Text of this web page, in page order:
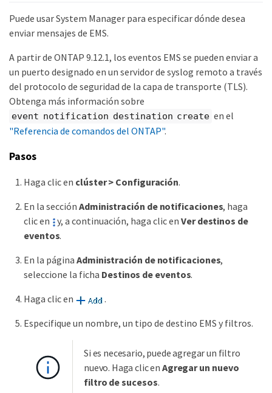
Puede usar System Manager para especificar dónde desea
enviar mensajes de EMS.
A partir de ONTAP 9.12.1, los eventos EMS se pueden enviar a
un puerto designado en un servidor de syslog remoto a través
del protocolo de seguridad de la capa de transporte (TLS).
Obtenga más información sobre
event notification destination create en el
"Referencia de comandos del ONTAP".
Pasos
Haga clic en clúster > Configuración.
En la sección Administración de notificaciones, haga
clic en
y, a continuación, haga clic en Ver destinos de
eventos.
En la página Administración de notificaciones,
seleccione la ficha Destinos de eventos.
Haga clic en
.
Especifique un nombre, un tipo de destino EMS y filtros.
Si es necesario, puede agregar un filtro
nuevo. Haga clic en Agregar un nuevo
filtro de sucesos.